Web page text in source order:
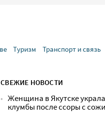
Туризм Транспорт и связь
СВЕЖИЕ НОВОСТИ
Женщина в Якутске украла
клумбы после ссоры с